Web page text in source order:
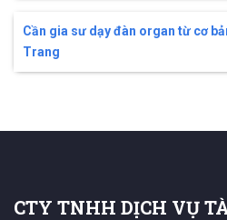
Cần gia sư dạy đàn organ từ cơ
Trang
CTY TNHH DỊCH VỤ